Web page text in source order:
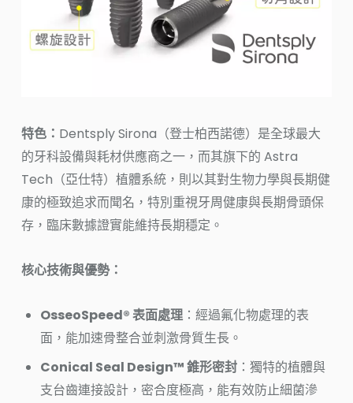
特色： Dentsply Sirona（登士柏西諾德）是全球最大
的牙科設備與耗材供應商之一，而其旗下的 Astra
Tech（亞仕特）植體系統，則以其對生物力學與長期健
康的極致追求而聞名，特別重視牙周健康與長期骨頭保
存，臨床數據證實能維持長期穩定。
核心技術與優勢：
OsseoSpeed® 表面處理：經過氟化物處理的表
面，能加速骨整合並刺激骨質生長。
Conical Seal Design™ 錐形密封：獨特的植體與
支台齒連接設計，密合度極高，能有效防止細菌滲